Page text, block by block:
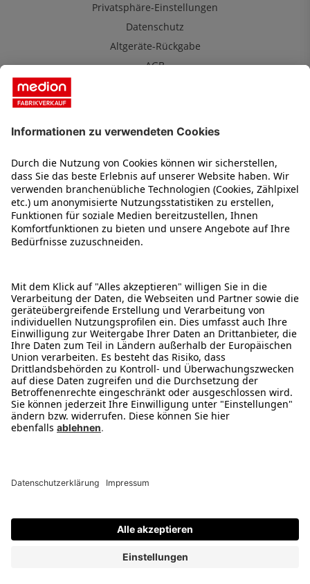
Privatsphäre-Einstellungen
Datenschutz
Altgeräte-Rückgabe
AGB
Kontakt
Karriere
Impressum
2 Jahre Garantie
Was ist B-Ware
Reservierung & Abholung
Zahlungsarten
1) Ehemalige Unverbindliche Preisempfehlung. 2) Als B- oder C-Ware werden
Verkaufsartikel bezeichnet, die nicht mehr original verpackt sind. Hierunter fallen
Artikel mit beschädigter oder fehlender Originalverpackung (insb. Retouren aus
dem Versandhandel) sowie Artikel, die schon einmal ausgepackt und vorgeführt
oder vom Kunden angesehen wurden. B-Ware kann im Einzelfall minimale
(Spektrum). Abgabe nur in haushaltsüblichen Mengen. Zwischenverkauf,
Euro eingesetzt werden.
© 2008-2026 medion GmbH. All Rights Reserved. Powered by